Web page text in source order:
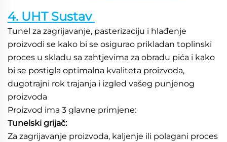
4. UHT Sustav
Tunel za zagrijavanje, pasterizaciju i hlađenje
proizvodi se kako bi se osigurao prikladan toplinski
proces u skladu sa zahtjevima za obradu pića i kako
bi se postigla optimalna kvaliteta proizvoda,
dugotrajni rok trajanja i izgled vašeg punjenog
proizvoda
Proizvod ima 3 glavne primjene:
Tunelski grijač:
Za zagrijavanje proizvoda, kaljenje ili polagani proces